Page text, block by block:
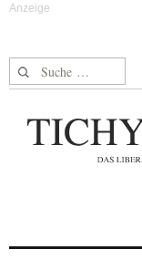
Suche nach: